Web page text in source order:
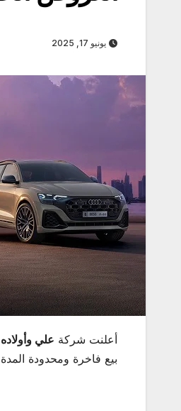
يونيو 17, 2025
أعلنت شركة علي وأولاده
بيع فاخرة ومحدودة